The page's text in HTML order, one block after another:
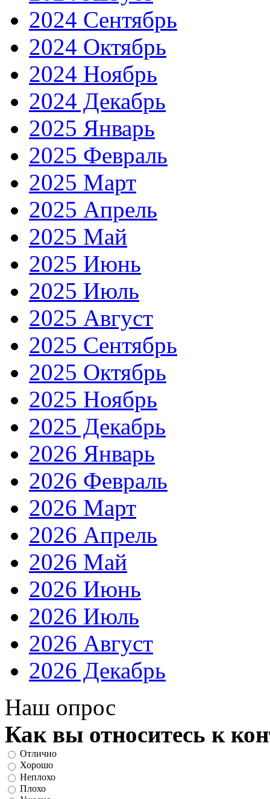
2024 Сентябрь
2024 Октябрь
2024 Ноябрь
2024 Декабрь
2025 Январь
2025 Февраль
2025 Март
2025 Апрель
2025 Май
2025 Июнь
2025 Июль
2025 Август
2025 Сентябрь
2025 Октябрь
2025 Ноябрь
2025 Декабрь
2026 Январь
2026 Февраль
2026 Март
2026 Апрель
2026 Май
2026 Июнь
2026 Июль
2026 Август
2026 Декабрь
Наш опрос
Как вы относитесь к
Отлично
Хорошо
Неплохо
Плохо